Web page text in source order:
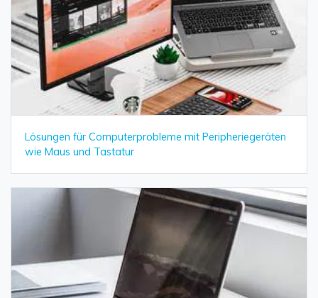
Lösungen für Computerprobleme mit Peripheriegeräten
wie Maus und Tastatur